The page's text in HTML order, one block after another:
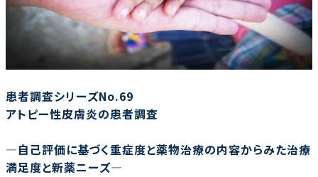
調査の種類で選ぶ
リセット 検索する
患者調査シリーズNo.69
アトピー性皮膚炎の患者調査
―自己評価に基づく重症度と薬物治療の内容からみた治療
満足度と新薬ニーズ―